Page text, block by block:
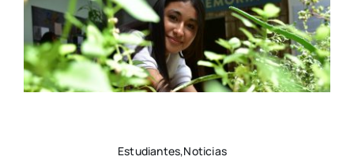
Estudiantes,Noticias